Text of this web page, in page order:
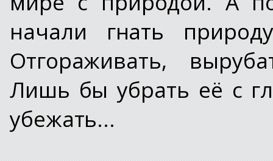
начали гнать
Отгораживать,
Лишь бы убрать её с
убежать...